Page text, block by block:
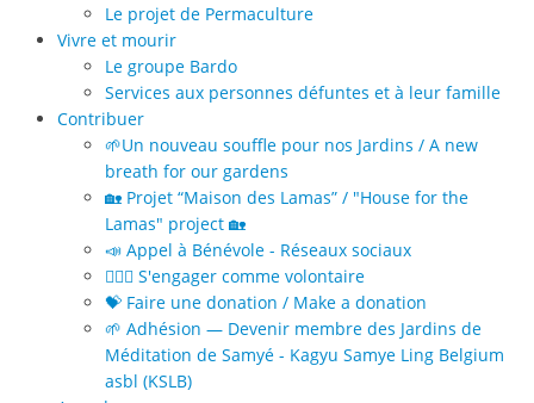
Le projet de Permaculture
Vivre et mourir
Le groupe Bardo
Services aux personnes défuntes et à leur famille
Contribuer
🌱Un nouveau souffle pour nos Jardins / A new
breath for our gardens
🏡 Projet “Maison des Lamas” / "House for the
Lamas" project 🏡
📣 Appel à Bénévole - Réseaux sociaux
🙋🏻‍♀️ S'engager comme volontaire
💝 Faire une donation / Make a donation
🌱 Adhésion — Devenir membre des Jardins de
Méditation de Samyé - Kagyu Samye Ling Belgium
asbl (KSLB)